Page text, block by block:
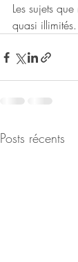
Les sujets
quasi illimités.
Posts récents